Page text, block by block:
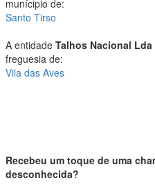
munícipio de:
Santo Tirso
A entidade Talhos Nacional Lda
freguesia de:
Vila das Aves
Recebeu um toque de uma
desconhecida?